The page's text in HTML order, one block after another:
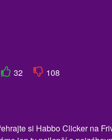
32 108
si Habbo Clicker na